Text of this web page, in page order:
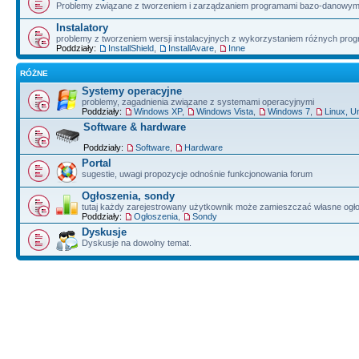
Problemy związane z tworzeniem i zarządzaniem programami bazo-
Instalatory
problemy z tworzeniem wersji instalacyjnych z wykorzystaniem różnych
Poddziały:
InstallShield InstallAvare Inne
RÓŻNE
Systemy operacyjne
problemy, zagadnienia związane z systemami operacyjnymi
Poddziały:
Windows XP, Windows Vista Windows 7 Linux,
Software & hardware
Poddziały: Software Hardware
Portal
sugestie, uwagi propozycje odnośnie funkcjonowania forum
Ogłoszenia, sondy
tutaj każdy zarejestrowany użytkownik może zamieszczać własne
Poddziały:
Ogłoszenia Sondy
Dyskusje
Dyskusje na dowolny temat.